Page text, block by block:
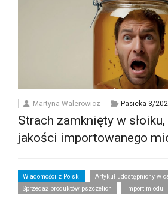
Martyna Walerowicz Pasieka 3/
Strach zamknięty w
jakości importowanego
Wiadomości z Polski
Artykuł udostępniony w
Sprzedaż produktów pszczelich
Import miodu